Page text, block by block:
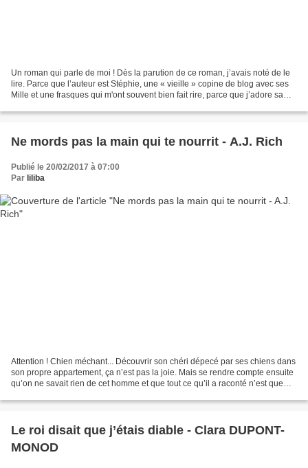
Un roman qui parle de moi ! Dès la parution de ce roman, j’avais noté de le
lire. Parce que l’auteur est Stéphie, une « vieille » copine de blog avec ses
Mille et une frasques qui m'ont souvent bien fait rire, parce que j’adore sa
Ne mords pas la main qui te nourrit - A.J. Rich
Publié le 20/02/2017 à 07:00
Par liliba
Attention ! Chien méchant... Découvrir son chéri dépecé par ses chiens dans
son propre appartement, ça n’est pas la joie. Mais se rendre compte ensuite
qu’on ne savait rien de cet homme et que tout ce qu’il a raconté n’est que
Le roi disait que j’étais diable - Clara DUPONT-
MONOD